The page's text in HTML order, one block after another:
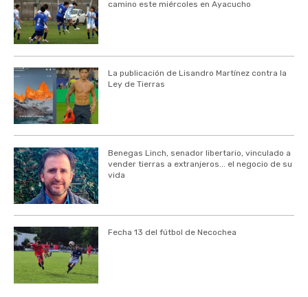
camino este miércoles en Ayacucho
La publicación de Lisandro Martínez contra la
Ley de Tierras
Benegas Linch, senador libertario, vinculado a
vender tierras a extranjeros... el negocio de su
vida
Fecha 13 del fútbol de Necochea